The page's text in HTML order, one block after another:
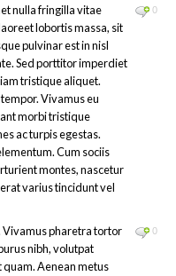
0
nulla fringilla vitae
lobortis massa, sit
pulvinar est in nisl
Sed porttitor imperdiet
tristique aliquet.
Vivamus eu
morbi tristique
ac turpis egestas.
Cum sociis
montes, nascetur
varius tincidunt vel
0
Vivamus pharetra tortor
nibh, volutpat
Aenean metus